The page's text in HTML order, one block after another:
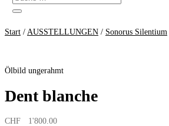
Start / AUSSTELLUNGEN / Sonorus Silentium
Ölbild ungerahmt
Dent blanche
CHF 1'800.00